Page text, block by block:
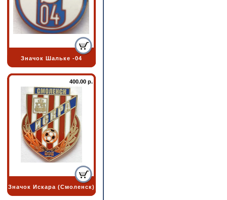
Значок Шальке -04
400.00 р.
Значок Искара (Смоленск)